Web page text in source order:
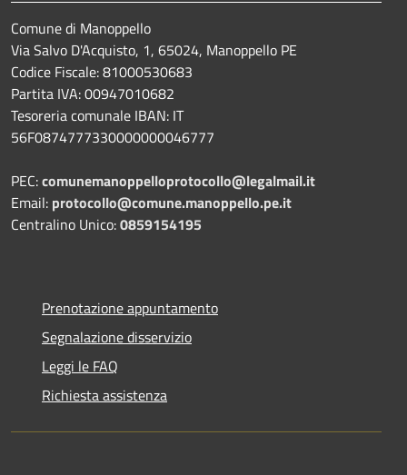
Comune di Manoppello
Via Salvo D'Acquisto, 1, 65024, Manoppello PE
Codice Fiscale: 81000530683
Partita IVA: 00947010682
Tesoreria comunale IBAN: IT
56F0874777330000000046777
PEC:comunemanoppelloprotocollo@legalmail.it
Email: protocollo@comune.manoppello.pe.it
Centralino Unico:0859154195
Prenotazione appuntamento
Segnalazione disservizio
Leggi le FAQ
Richiesta assistenza